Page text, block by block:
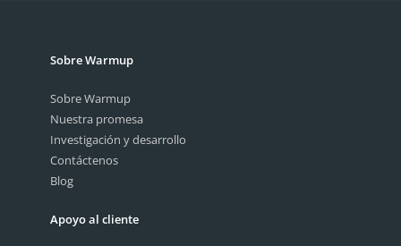
Sobre Warmup
Sobre Warmup
Nuestra promesa
Investigación y desarrollo
Contáctenos
Blog
Apoyo al cliente